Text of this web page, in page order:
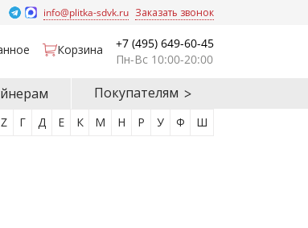
info@plitka-sdvk.ru Заказать звонок
Корзина
+7 (495) 649-60-45
Пн-Вс 10:00-20:00
Покупателям
Z Г Д Е К М Н Р У Ф Ш